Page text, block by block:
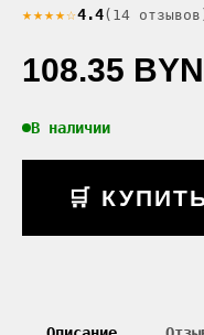
★★★★☆4.4(14
108.35 BYN
В наличии
🛒